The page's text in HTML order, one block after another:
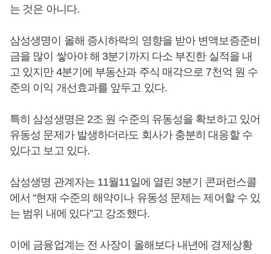
는 것은 아니다.
삼성생명이 올해 증시하락의 영향을 받아 변액보증준비
금을 많이 쌓아야 해 3분기까지 다소 부진한 실적을 내
고 있지만 4분기에 부동산과 주식 매각으로 7천억 원 수
준의 이익 개선효과를 앞두고 있다.
특히 삼성생명은 2조 원 수준의 유동성을 확보하고 있어
유동성 문제가 발생하더라도 회사가 충분히 대응할 수
있다고 보고 있다.
삼성생명 관계자는 11월11일에 열린 3분기 콘퍼런스콜
에서 “현재 수준의 해약이나 유동성 문제는 제어할 수 있
는 범위 내에 있다”고 강조했다.
이에 금융업계는 전 사장이 올해보다 내년에 경제상황